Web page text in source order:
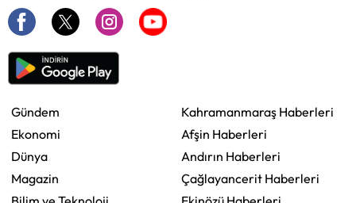
Gündem
Ekonomi
Dünya
Magazin
Kahramanmaraş Haberleri
Afşin Haberleri
Andırın Haberleri
Çağlayancerit Haberleri